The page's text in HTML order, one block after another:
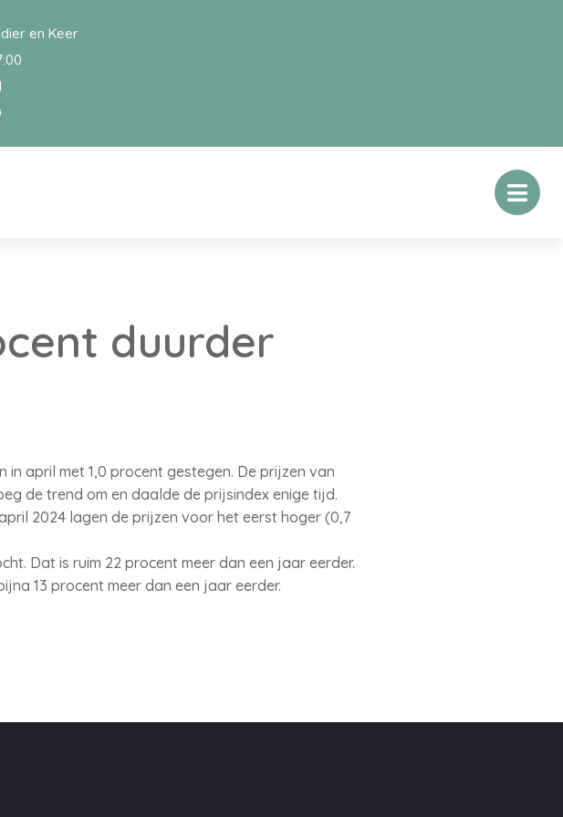
en Keer
duurder
april met 1,0 procent gestegen. De prijzen van
de trend om en daalde de prijsindex enige tijd.
2024 lagen de prijzen voor het eerst hoger (0,7
Dat is ruim 22 procent meer dan een jaar eerder.
13 procent meer dan een jaar eerder.